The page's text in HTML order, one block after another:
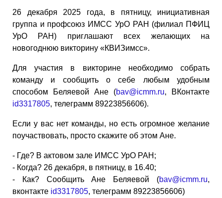
26 декабря 2025 года, в пятницу, инициативная
группа и профсоюз ИМСС УрО РАН (филиал ПФИЦ
УрО РАН) приглашают всех желающих на
новогоднюю викторину «КВИЗимсс».
Для участия в викторине необходимо собрать
команду и сообщить о себе любым удобным
способом Беляевой Ане (bav@icmm.ru, ВКонтакте
id3317805, телеграмм 89223856606).
Если у вас нет команды, но есть огромное желание
поучаствовать, просто скажите об этом Ане.
- Где? В актовом зале ИМСС УрО РАН;
- Когда? 26 декабря, в пятницу, в 16.40;
- Как? Сообщить Ане Беляевой (bav@icmm.ru,
вконтакте id3317805, телеграмм 89223856606)